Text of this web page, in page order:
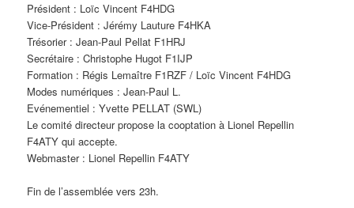
Président : Loïc Vincent F4HDG
Vice-Président : Jérémy Lauture F4HKA
Trésorier : Jean-Paul Pellat F1HRJ
Secrétaire : Christophe Hugot F1IJP
Formation : Régis Lemaître F1RZF / Loïc Vincent F4HDG
Modes numériques : Jean-Paul L.
Evénementiel : Yvette PELLAT (SWL)
Le comité directeur propose la cooptation à Lionel Repellin
F4ATY qui accepte.
Webmaster : Lionel Repellin F4ATY
Fin de l’assemblée vers 23h.